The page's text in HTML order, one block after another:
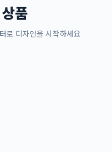
품
로 디자인을 시작하세요